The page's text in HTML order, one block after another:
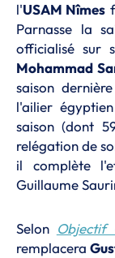
l'USAM Nîmes
Parnasse la
officialisé sur
Mohammad
saison
l'ailier
saison (dont
relégation de
il complète
Guillaume
Selon Objectif
remplacera